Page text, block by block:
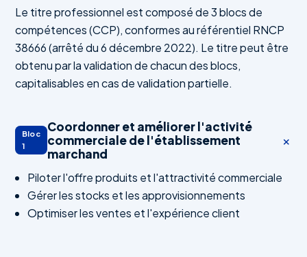
Le titre professionnel est composé de 3 blocs de
compétences (CCP), conformes au référentiel RNCP
38666 (arrêté du 6 décembre 2022). Le titre peut être
obtenu par la validation de chacun des blocs,
capitalisables en cas de validation partielle.
Bloc
1
Coordonner et améliorer l'activité
commerciale de l'établissement
marchand
+
Piloter l'offre produits et l'attractivité commerciale
Gérer les stocks et les approvisionnements
Optimiser les ventes et l'expérience client